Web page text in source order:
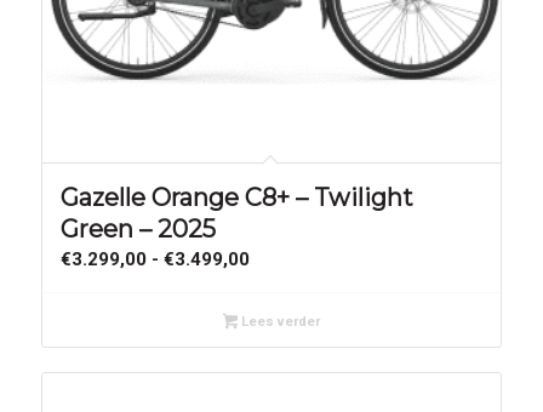
Gazelle Orange C8+ – Twilight
Green – 2025
€3.299,00 - €3.499,00Prijsklasse:
tot
€3.499,00
Lees verder